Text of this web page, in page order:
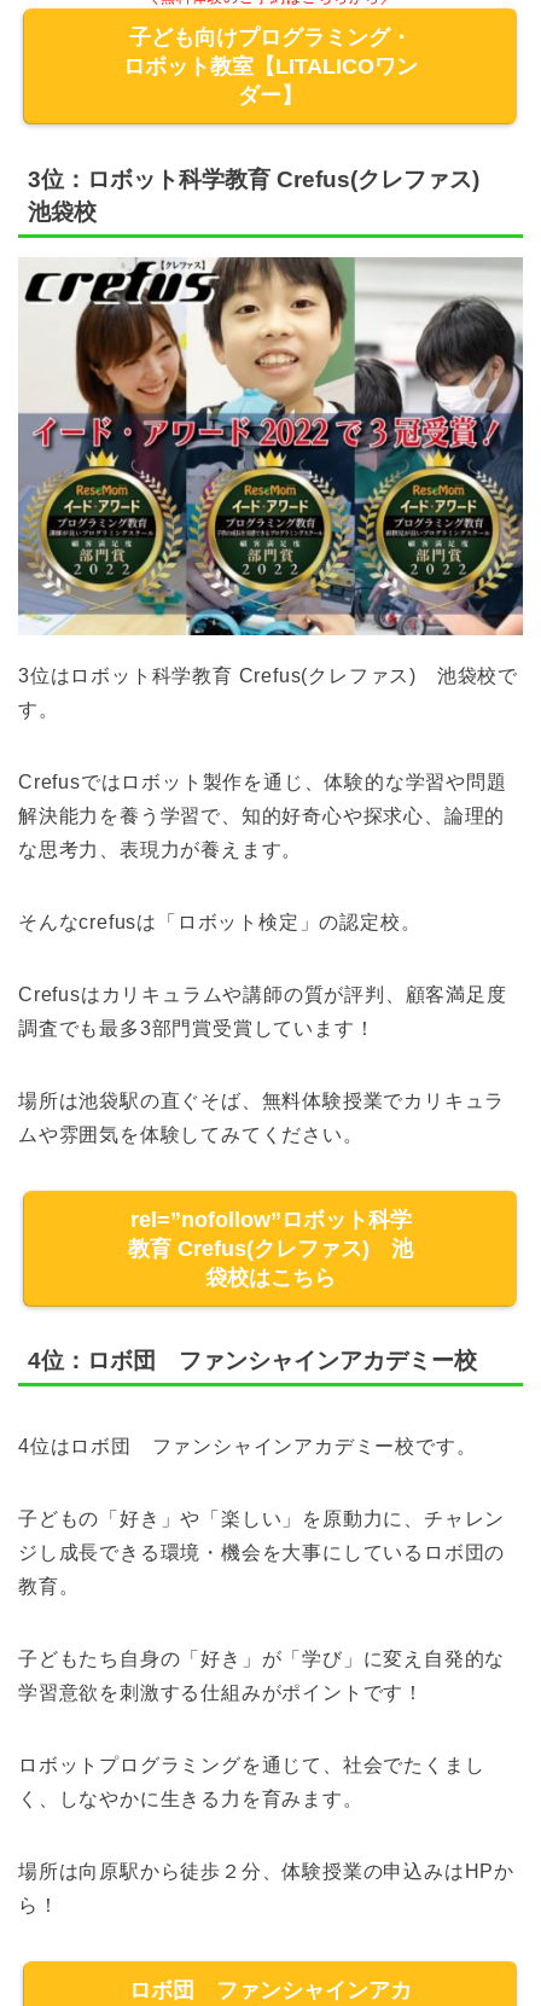
子ども向けプログラミング・
ロボット教室【LITALICOワン
ダー】
3位：ロボット科学教育 Crefus(クレファス)
池袋校
3位はロボット科学教育 Crefus(クレファス) 池袋校で
す。
Crefusではロボット製作を通じ、体験的な学習や問題
解決能力を養う学習で、知的好奇心や探求心、論理的
な思考力、表現力が養えます。
そんなcrefusは「ロボット検定」の認定校。
Crefusはカリキュラムや講師の質が評判、顧客満足度
調査でも最多3部門賞受賞しています！
場所は池袋駅の直ぐそば、無料体験授業でカリキュラ
ムや雰囲気を体験してみてください。
rel=”nofollow”ロボット科学
教育 Crefus(クレファス) 池
袋校はこちら
4位：ロボ団 ファンシャインアカデミー校
4位はロボ団 ファンシャインアカデミー校です。
子どもの「好き」や「楽しい」を原動力に、チャレン
ジし成長できる環境・機会を大事にしているロボ団の
教育。
子どもたち自身の「好き」が「学び」に変え自発的な
学習意欲を刺激する仕組みがポイントです！
ロボットプログラミングを通じて、社会でたくまし
く、しなやかに生きる力を育みます。
場所は向原駅から徒歩２分、体験授業の申込みはHPか
ら！
ロボ団 ファンシャインアカ